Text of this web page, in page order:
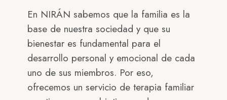
En NIRÁN sabemos que la familia es la
base de nuestra sociedad y que su
bienestar es fundamental para el
desarrollo personal y emocional de cada
uno de sus miembros. Por eso,
ofrecemos un servicio de terapia familiar